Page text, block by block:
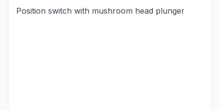
Position switch with mushroom head plunger